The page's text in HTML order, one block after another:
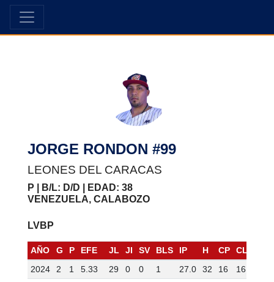
JORGE RONDON #99
LEONES DEL CARACAS
P | B/L: D/D | EDAD: 38
VENEZUELA, CALABOZO
LVBP
AÑO G P EFE JL JI SV BLS IP H CP CL
2024
2 1 5.33 29 0 0 1 27.0 32 16 16